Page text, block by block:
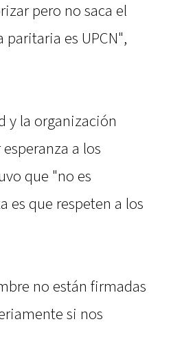
pero no saca el
es UPCN",
y la organización
a los
que "no es
es que respeten a los
no están firmadas
si nos